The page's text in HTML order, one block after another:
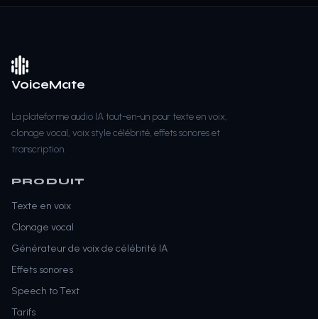
VoiceMate
La plateforme audio IA tout-en-un pour texte en voix,
clonage vocal, voix style célébrité, effets sonores et
transcription.
PRODUIT
Texte en voix
Clonage vocal
Générateur de voix de célébrité IA
Effets sonores
Speech to Text
Tarifs